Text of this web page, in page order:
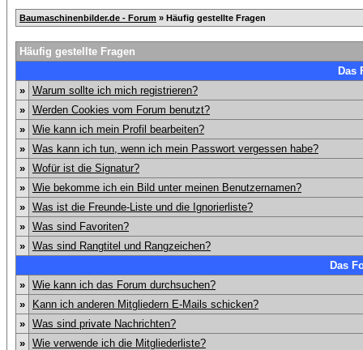
Baumaschinenbilder.de - Forum » Häufig gestellte Fragen
Häufig gestellte Fragen
Das
» Warum sollte ich mich registrieren?
» Werden Cookies vom Forum benutzt?
» Wie kann ich mein Profil bearbeiten?
» Was kann ich tun, wenn ich mein Passwort vergessen habe?
» Wofür ist die Signatur?
» Wie bekomme ich ein Bild unter meinen Benutzernamen?
» Was ist die Freunde-Liste und die Ignorierliste?
» Was sind Favoriten?
» Was sind Rangtitel und Rangzeichen?
Das
» Wie kann ich das Forum durchsuchen?
»
Kann ich anderen Mitgliedern E-Mails schicken?
» Was sind private Nachrichten?
» Wie verwende ich die Mitgliederliste?